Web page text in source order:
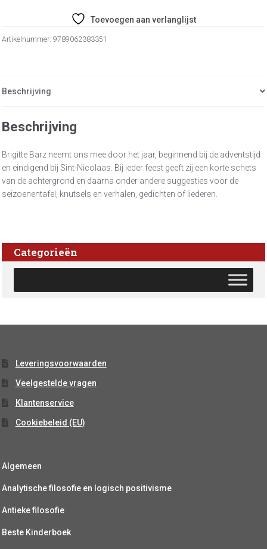
Toevoegen aan verlanglijst
Artikelnummer: 9789062383351
Beschrijving
Beschrijving
Brigitte Barz neemt ons mee door het jaar, beginnend bij de adventstijd
en eindigend bij Sint-Nicolaas. Bij ieder feest geeft zij een korte schets
van de achtergrond en daarna onder andere suggesties voor de
seizoenentafel, knutsels en verhalen, gedichten of liederen.
Categorieën
Leveringsvoorwaarden
Veelgestelde vragen
Klantenservice
Cookiebeleid (EU)
Algemeen
Analytische filosofie en logisch positivisme
Antieke filosofie
Beste Kinderboek